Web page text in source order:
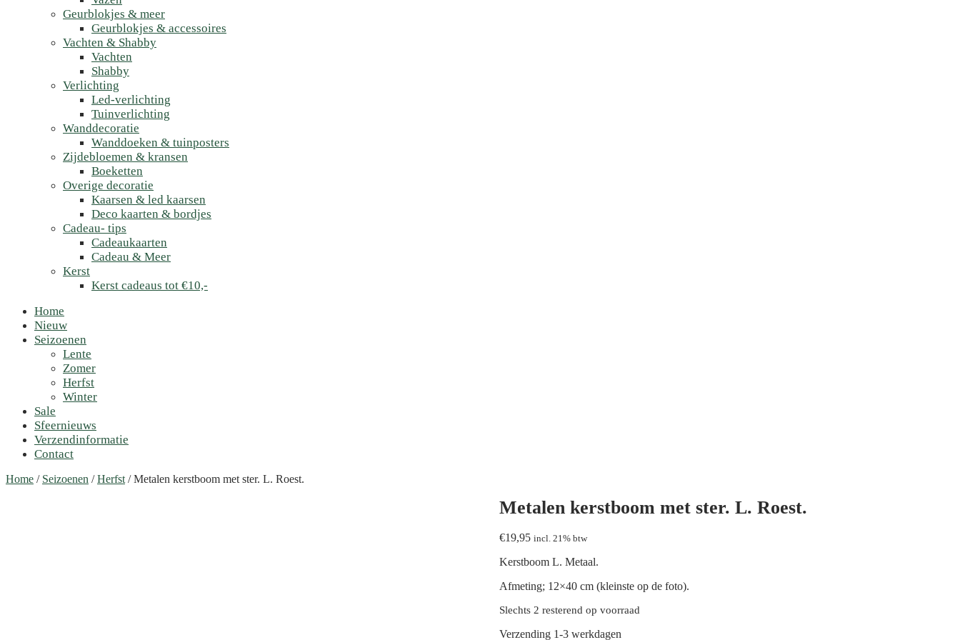
Geurblokjes & meer
Geurblokjes & accessoires
Vachten & Shabby
Vachten
Shabby
Verlichting
Led-verlichting
Tuinverlichting
Wanddecoratie
Wanddoeken & tuinposters
Zijdebloemen & kransen
Boeketten
Overige decoratie
Kaarsen & led kaarsen
Deco kaarten & bordjes
Cadeau- tips
Cadeaukaarten
Cadeau & Meer
Kerst
Kerst cadeaus tot €10,-
Home
Nieuw
Seizoenen
Lente
Zomer
Herfst
Winter
Sale
Sfeernieuws
Verzendinformatie
Contact
Home / Seizoenen /Herfst / Metalen kerstboom met ster. L. Roest.
Metalen kerstboom met ster. L. Roest.
€19,95 incl. 21% btw
Kerstboom L. Metaal.
Afmeting; 12×40 cm (kleinste op de foto).
Slechts 2 resterend op voorraad
Verzending 1-3 werkdagen